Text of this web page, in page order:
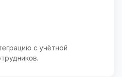
с учётной